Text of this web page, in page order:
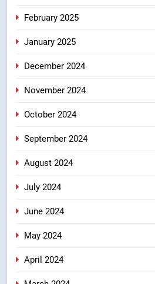
February 2025
January 2025
December 2024
November 2024
October 2024
September 2024
August 2024
July 2024
June 2024
May 2024
April 2024